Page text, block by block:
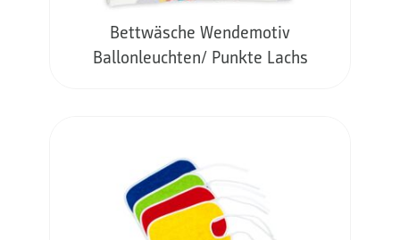
Bettwäsche Wendemotiv
Ballonleuchten/ Punkte Lachs